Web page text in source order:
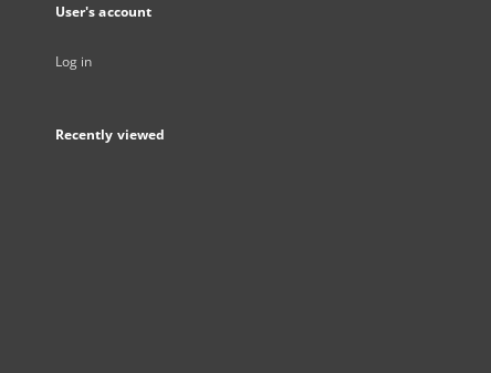
User's account
Log in
Recently viewed